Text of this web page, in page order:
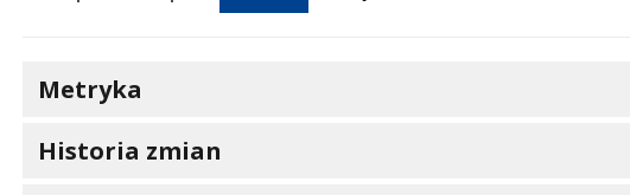
Metryka
Historia zmian